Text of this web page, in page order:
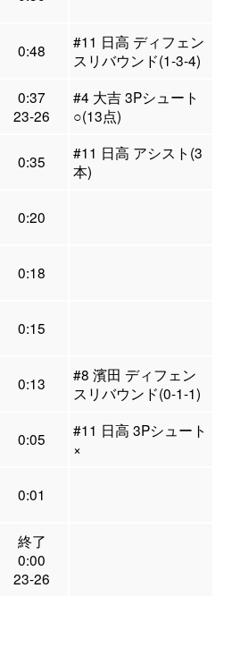
0:48
#11 日高 ディフェン
スリバウンド(1-3-4)
0:37
23-26
#4 大吉 3Pシュート
○(13点)
0:35
#11 日高 アシスト(3
本)
0:20
0:18
0:15
0:13
#8 濱田 ディフェン
スリバウンド(0-1-1)
0:05
#11 日高 3Pシュート
×
0:01
終了
0:00
23-26